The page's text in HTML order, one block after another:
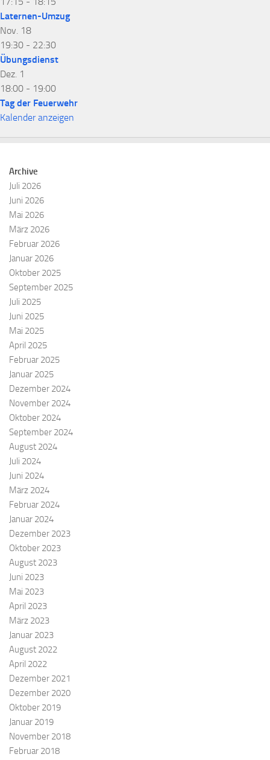
Laternen-Umzug
Nov. 18
19:30 - 22:30
Übungsdienst
Dez. 1
18:00 - 19:00
Tag der Feuerwehr
Kalender anzeigen
Archive
Juli 2026
Juni 2026
Mai 2026
März 2026
Februar 2026
Januar 2026
Oktober 2025
September 2025
Juli 2025
Juni 2025
Mai 2025
April 2025
Februar 2025
Januar 2025
Dezember 2024
November 2024
Oktober 2024
September 2024
August 2024
Juli 2024
Juni 2024
März 2024
Februar 2024
Januar 2024
Dezember 2023
Oktober 2023
August 2023
Juni 2023
Mai 2023
April 2023
März 2023
Januar 2023
August 2022
April 2022
Dezember 2021
Dezember 2020
Oktober 2019
Januar 2019
November 2018
Februar 2018